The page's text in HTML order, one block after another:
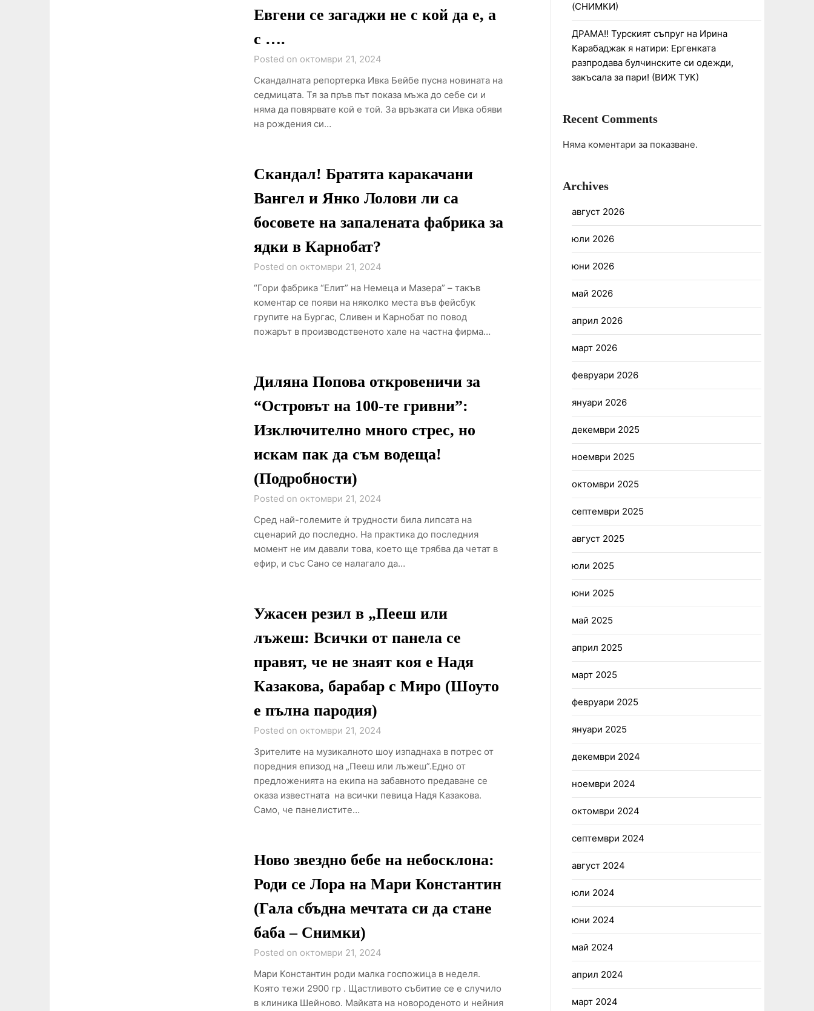
Евгени се загаджи не с кой да е, а
с ….
Posted on октомври 21, 2024
Скандалната репортерка Ивка Бейбе пусна новината на
седмицата. Тя за пръв път показа мъжа до себе си и
няма да повярвате кой е той. За връзката си Ивка обяви
на рождения си…
Скандал! Братята каракачани
Вангел и Янко Лолови ли са
босовете на запалената фабрика за
ядки в Карнобат?
Posted on октомври 21, 2024
“Гори фабрика “Елит” на Немеца и Мазера” – такъв
коментар се появи на няколко места във фейсбук
групите на Бургас, Сливен и Карнобат по повод
пожарът в производственото хале на частна фирма…
Диляна Попова откровеничи за
“Островът на 100-те гривни”:
Изключително много стрес, но
искам пак да съм водеща!
(Подробности)
Posted on октомври 21, 2024
Сред най-големите ѝ трудности била липсата на
сценарий до последно. На практика до последния
момент не им давали това, което ще трябва да четат в
ефир, и със Сано се налагало да…
Ужасен резил в „Пееш или
лъжеш: Всички от панела се
правят, че не знаят коя е Надя
Казакова, барабар с Миро (Шоуто
е пълна пародия)
Posted on октомври 21, 2024
Зрителите на музикалното шоу изпаднаха в потрес от
поредния епизод на „Пееш или лъжеш”.Едно от
предложенията на екипа на забавното предаване се
оказа известната на всички певица Надя Казакова.
Само, че панелистите…
Ново звездно бебе на небосклона:
Роди се Лора на Мари Константин
(Гала сбъдна мечтата си да стане
баба – Снимки)
Posted on октомври 21, 2024
Мари Константин роди малка госпожица в неделя.
Която тежи 2900 гр . Щастливото събитие се е случило
в клиника Шейново. Майката на новороденото и нейния
(СНИМКИ)
ДРАМА!! Турският съпруг на Ирина
Карабаджак я натири: Ергенката
разпродава булчинските си одежди,
закъсала за пари! (ВИЖ ТУК)
Recent Comments
Няма коментари за показване.
Archives
август 2026
юли 2026
юни 2026
май 2026
април 2026
март 2026
февруари 2026
януари 2026
декември 2025
ноември 2025
октомври 2025
септември 2025
август 2025
юли 2025
юни 2025
май 2025
април 2025
март 2025
февруари 2025
януари 2025
декември 2024
ноември 2024
октомври 2024
септември 2024
август 2024
юли 2024
юни 2024
май 2024
април 2024
март 2024